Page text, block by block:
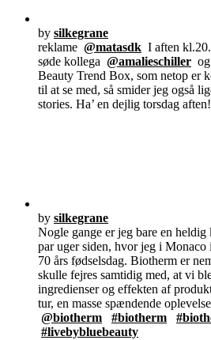
by silkegrane
reklame @matasdk I aften
søde kollega @amalieschiller
Beauty Trend Box, som netop er
til at se med, så smider jeg også
stories. Ha’ en dejlig torsdag aften!
by silkegrane
Nogle gange er jeg bare en
par uger siden, hvor jeg i Monaco
70 års fødselsdag. Biotherm er
skulle fejres samtidig med, at vi
ingredienser og effekten af
tur, en masse spændende
@biotherm
#biotherm
#livebybluebeauty